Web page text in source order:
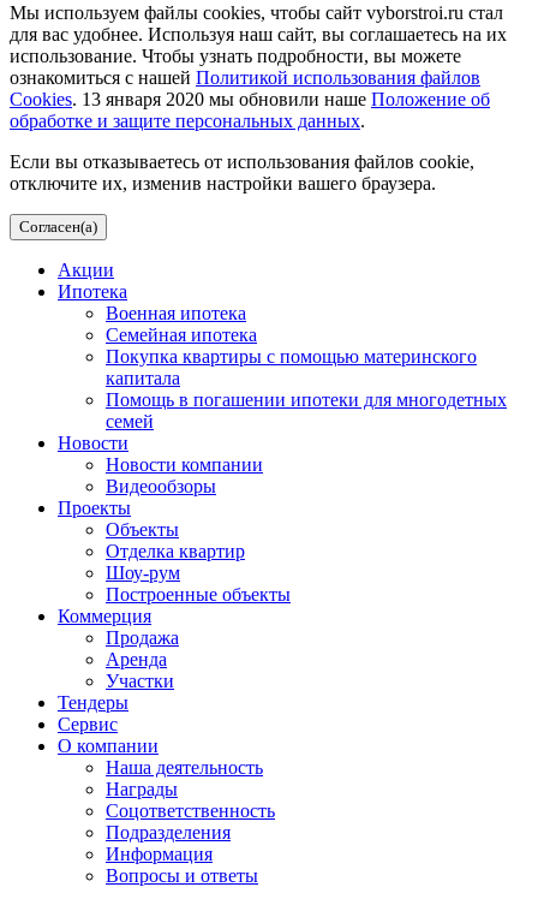
Мы используем файлы cookies, чтобы сайт vyborstroi.ru стал
для вас удобнее. Используя наш сайт, вы соглашаетесь на их
использование. Чтобы узнать подробности, вы можете
ознакомиться с нашей Политикой использования файлов
Cookies. 13 января 2020 мы обновили наше Положение об
обработке и защите персональных данных.
Если вы отказываетесь от использования файлов cookie,
отключите их, изменив настройки вашего браузера.
Согласен(а)
Акции
Ипотека
Военная ипотека
Семейная ипотека
Покупка квартиры с помощью материнского
капитала
Помощь в погашении ипотеки для многодетных
семей
Новости
Новости компании
Видеообзоры
Проекты
Объекты
Отделка квартир
Шоу-рум
Построенные объекты
Коммерция
Продажа
Аренда
Участки
Тендеры
Сервис
О компании
Наша деятельность
Награды
Соцответственность
Подразделения
Информация
Вопросы и ответы